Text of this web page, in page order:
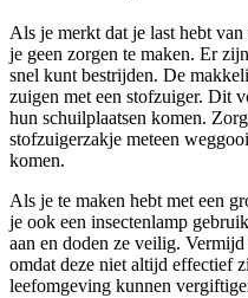
Als je merkt dat je last hebt
je geen zorgen te maken. Er
snel kunt bestrijden. De
zuigen met een stofzuiger. Dit
hun schuilplaatsen komen.
stofzuigerzakje meteen
komen.
Als je te maken hebt met een
je ook een insectenlamp
aan en doden ze veilig.
omdat deze niet altijd effectief
leefomgeving kunnen